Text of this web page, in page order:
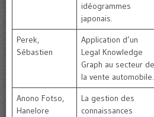
idéogrammes
japonais.
Perek,
Sébastien
Application d’un
Legal Knowledge
Graph au secteur de
la vente automobile.
Anono Fotso,
Hanelore
La gestion des
connaissances